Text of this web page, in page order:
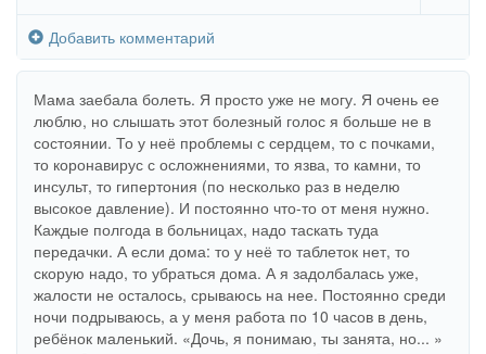
Добавить комментарий
Мама заебала болеть. Я просто уже не могу. Я очень ее
люблю, но слышать этот болезный голос я больше не в
состоянии. То у неё проблемы с сердцем, то с почками,
то коронавирус с осложнениями, то язва, то камни, то
инсульт, то гипертония (по несколько раз в неделю
высокое давление). И постоянно что-то от меня нужно.
Каждые полгода в больницах, надо таскать туда
передачки. А если дома: то у неё то таблеток нет, то
скорую надо, то убраться дома. А я задолбалась уже,
жалости не осталось, срываюсь на нее. Постоянно среди
ночи подрываюсь, а у меня работа по 10 часов в день,
ребёнок маленький. «Дочь, я понимаю, ты занята, но... »